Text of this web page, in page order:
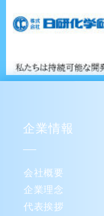
企業情報
会社概要
企業理念
代表挨拶